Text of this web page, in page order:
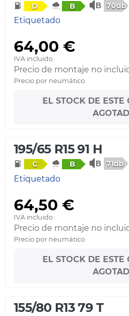
D B 70db
Etiquetado
64,00 €
IVA incluido
Precio de montaje no
Precio por neumático
EL STOCK DE ESTE
195/65 R15 91 H
C B 71db
Etiquetado
64,50 €
IVA incluido
Precio de montaje no
Precio por neumático
EL STOCK DE ESTE
155/80 R13 79 T